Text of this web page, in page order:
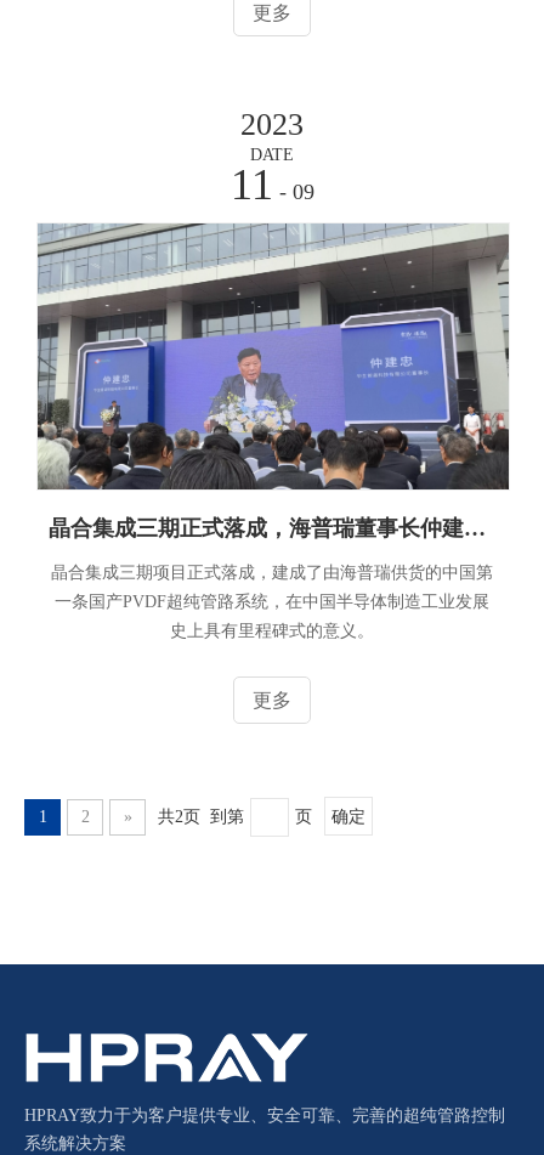
更多
2023
DATE
11 - 09
晶合集成三期正式落成，海普瑞董事长仲建忠先生致辞
晶合集成三期项目正式落成，建成了由海普瑞供货的中国第
一条国产PVDF超纯管路系统，在中国半导体制造工业发展
史上具有里程碑式的意义。
更多
1 2 » 共2页 到第 页 确定
HPRAY致力于为客户提供专业、安全可靠、完善的超纯管路控制
系统解决方案